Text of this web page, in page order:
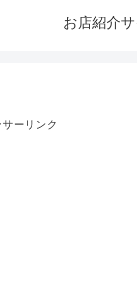
お店紹介サ
ーリンク